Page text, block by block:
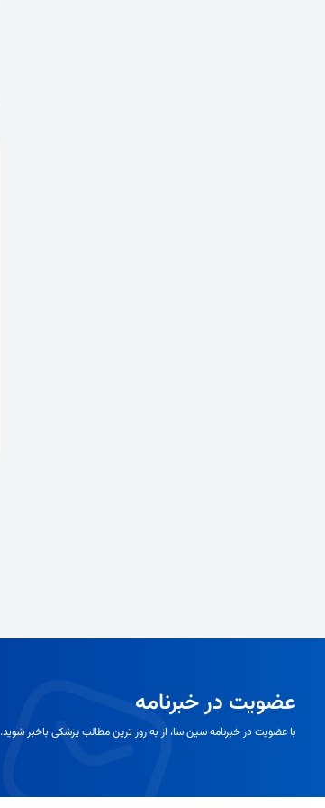
عضویت در خبرنامه
با عضویت در خبرنامه سین سا، از به روز ترین مطالب پزشکی باخبر شوید.